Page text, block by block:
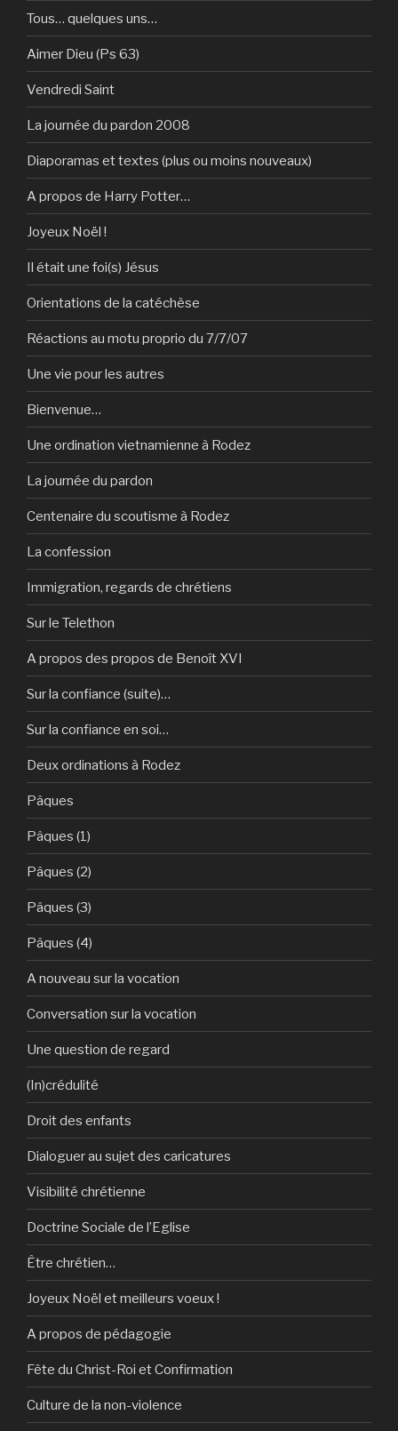
Tous… quelques uns…
Aimer Dieu (Ps 63)
Vendredi Saint
La journée du pardon 2008
Diaporamas et textes (plus ou moins nouveaux)
A propos de Harry Potter…
Joyeux Noël !
Il était une foi(s) Jésus
Orientations de la catéchèse
Réactions au motu proprio du 7/7/07
Une vie pour les autres
Bienvenue…
Une ordination vietnamienne à Rodez
La journée du pardon
Centenaire du scoutisme à Rodez
La confession
Immigration, regards de chrétiens
Sur le Telethon
A propos des propos de Benoît XVI
Sur la confiance (suite)…
Sur la confiance en soi…
Deux ordinations à Rodez
Pâques
Pâques (1)
Pâques (2)
Pâques (3)
Pâques (4)
A nouveau sur la vocation
Conversation sur la vocation
Une question de regard
(In)crédulité
Droit des enfants
Dialoguer au sujet des caricatures
Visibilité chrétienne
Doctrine Sociale de l’Eglise
Être chrétien…
Joyeux Noël et meilleurs voeux !
A propos de pédagogie
Fête du Christ-Roi et Confirmation
Culture de la non-violence